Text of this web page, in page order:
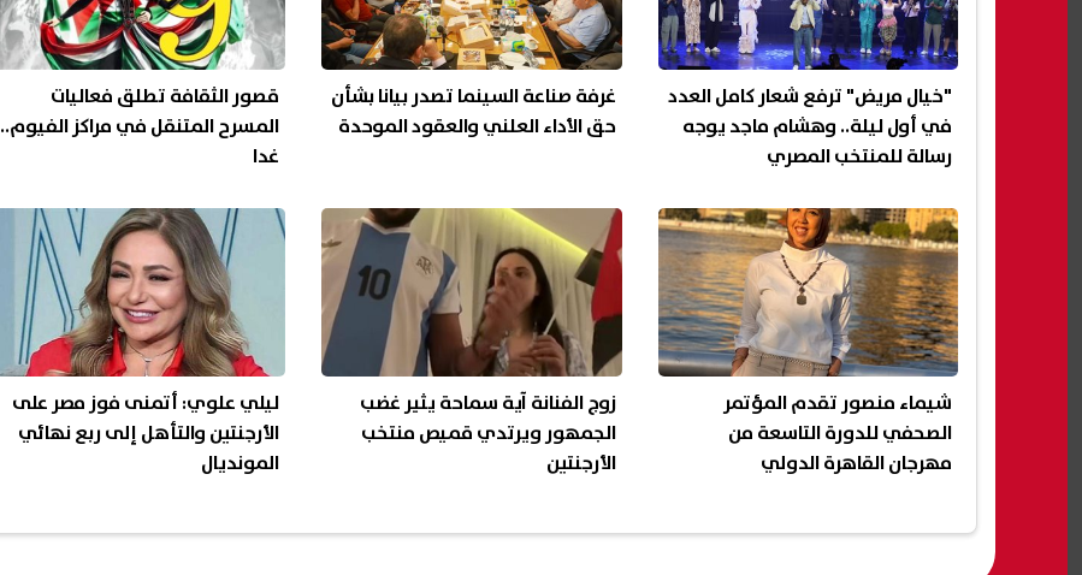
"خيال مريض" ترفع شعار كامل العدد
في أول ليلة.. وهشام ماجد يوجه
رسالة للمنتخب المصري
غرفة صناعة السينما تصدر بيانا بشأن
حق الأداء العلني والعقود الموحدة
قصور الثقافة تطلق فعاليات
المسرح المتنقل في مراكز الفيوم..
غدا
شيماء منصور تقدم المؤتمر
الصحفي للدورة التاسعة من
مهرجان القاهرة الدولي
زوج الفنانة آية سماحة يثير غضب
الجمهور ويرتدي قميص منتخب
الأرجنتين
ليلي علوي: أتمنى فوز مصر على
الأرجنتين والتأهل إلى ربع نهائي
المونديال